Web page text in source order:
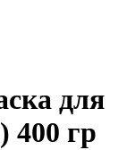
для
400 гр